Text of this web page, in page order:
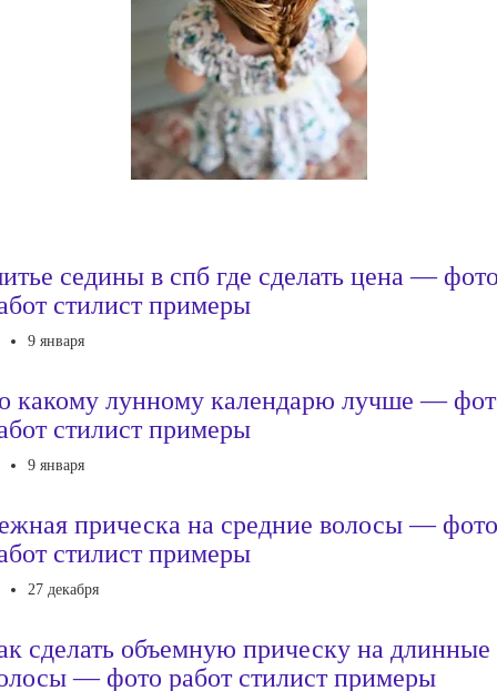
седины в спб где сделать цена —
стилист примеры
9 января
какому лунному календарю лучше —
стилист примеры
9 января
прическа на средние волосы — фото
стилист примеры
27 декабря
сделать объемную прическу на длинные
— фото работ стилист примеры